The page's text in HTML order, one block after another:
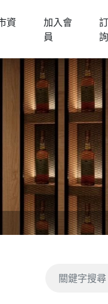
資
加入會
員
詢